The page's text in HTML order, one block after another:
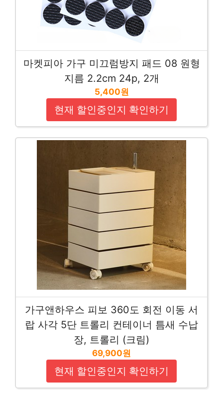
마켓피아 가구 미끄럼방지 패드 08 원형
지름 2.2cm 24p, 2개
5,400원
현재 할인중인지 확인하기
가구앤하우스 피보 360도 회전 이동 서
랍 사각 5단 트롤리 컨테이너 틈새 수납
장, 트롤리 (크림)
69,900원
현재 할인중인지 확인하기